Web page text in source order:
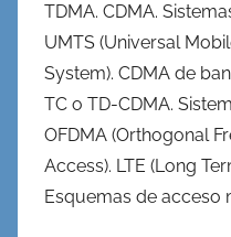
TDMA. CDMA.
UMTS (Universal
System). CDMA de
TC o TD-CDMA.
OFDMA (Orthogonal
Access). LTE (Long
Esquemas de acceso